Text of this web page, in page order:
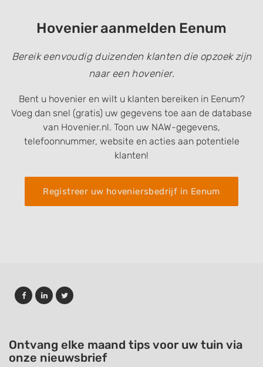
Hovenier aanmelden Eenum
Bereik eenvoudig duizenden klanten die opzoek zijn
naar een hovenier.
Bent u hovenier en wilt u klanten bereiken in Eenum?
Voeg dan snel (gratis) uw gegevens toe aan de database
van Hovenier.nl. Toon uw NAW-gegevens,
telefoonnummer, website en acties aan potentiele
klanten!
Registreer uw hoveniersbedrijf in Eenum
Ontvang elke maand tips voor uw tuin via
onze nieuwsbrief